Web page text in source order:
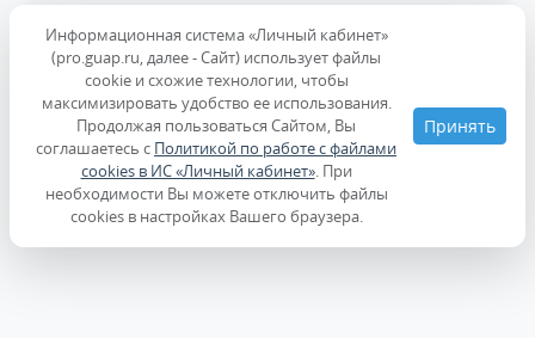
Образование
Ученые степени, звания
Повышение квалификации
Информационная система «Личный кабинет»
(pro.guap.ru, далее - Сайт) использует файлы
cookie и схожие технологии, чтобы
максимизировать удобство ее использования.
Продолжая пользоваться Сайтом, Вы
соглашаетесь с Политикой по работе с файлами
cookies в ИС «Личный кабинет». При
необходимости Вы можете отключить файлы
cookies в настройках Вашего браузера.
Принять